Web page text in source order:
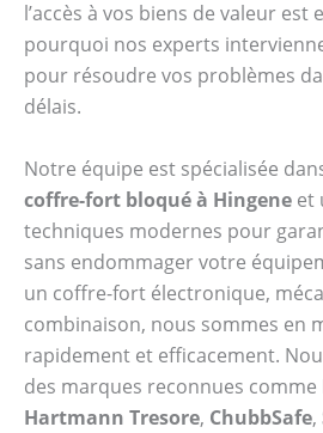
l’accès à vos biens de valeur est
pourquoi nos experts
pour résoudre vos problèmes
délais.
Notre équipe est spécialisée
coffre-fort bloqué à Hingene et
techniques modernes pour
sans endommager votre
un coffre-fort électronique,
combinaison, nous sommes en
rapidement et efficacement.
des marques reconnues comme
Hartmann Tresore, ChubbSafe,